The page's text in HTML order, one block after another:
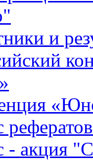
и
- акция